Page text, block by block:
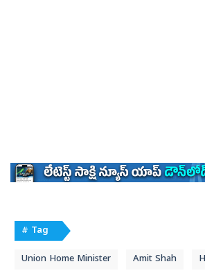
# Tag
Union Home Minister Amit Shah